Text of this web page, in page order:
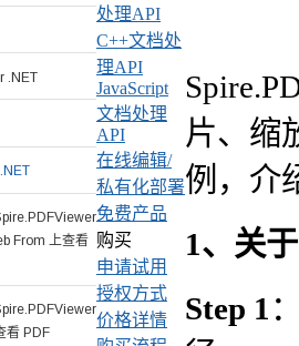
片、缩
例，介
1、关
Step 1
.NET
From 上查看
看 PDF
处理API
C++文档处
理API
JavaScript
文档处理
API
在线编辑/
私有化部署
免费产品
购买
申请试用
授权方式
价格详情